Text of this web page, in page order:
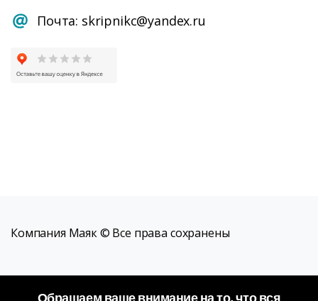
Почта: skripnikc@yandex.ru
Компания Маяк © Все права сохранены